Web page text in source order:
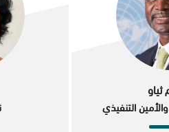
ثياو
التنفيذي